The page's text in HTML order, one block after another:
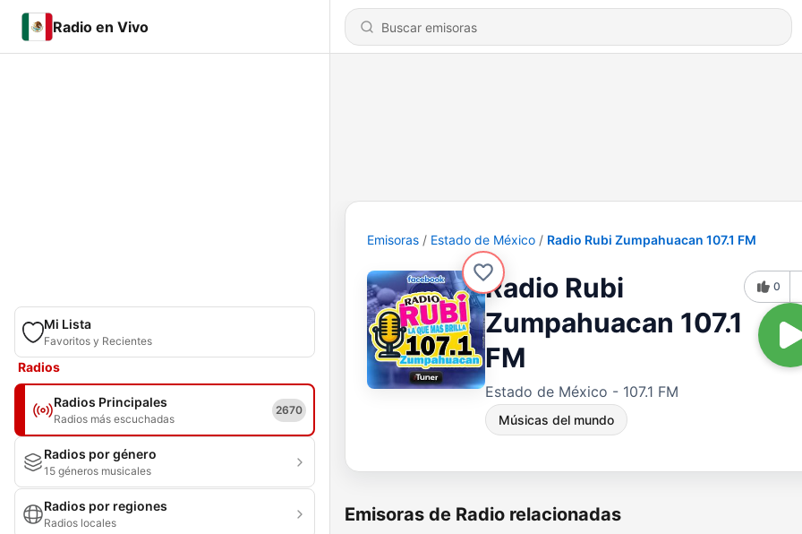
Radio en Vivo
Mi Lista
Favoritos y Recientes
Radios
Radios Principales
Radios más escuchadas
2670
Radios por género
15 géneros musicales
Radios por regiones
Radios locales
Emisoras Estado de México Radio Rubi Zumpahuacan 107.1 FM
Radio Rubi
Zumpahuacan 107.1
FM
Estado de México - 107.1 FM
Músicas del mundo
0
Emisoras de Radio relacionadas